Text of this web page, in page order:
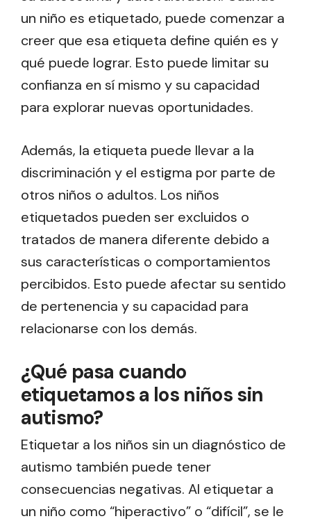
un niño es etiquetado, puede comenzar a
creer que esa etiqueta define quién es y
qué puede lograr. Esto puede limitar su
confianza en sí mismo y su capacidad
para explorar nuevas oportunidades.
Además, la etiqueta puede llevar a la
discriminación y el estigma por parte de
otros niños o adultos. Los niños
etiquetados pueden ser excluidos o
tratados de manera diferente debido a
sus características o comportamientos
percibidos. Esto puede afectar su sentido
de pertenencia y su capacidad para
relacionarse con los demás.
¿Qué pasa cuando
etiquetamos a los niños sin
autismo?
Etiquetar a los niños sin un diagnóstico de
autismo también puede tener
consecuencias negativas. Al etiquetar a
un niño como “hiperactivo” o “difícil”, se le